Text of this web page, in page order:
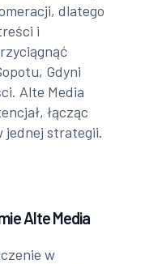
dlatego
i
Gdyni
Alte Media
łącząc
jednej strategii.
Alte Media
w